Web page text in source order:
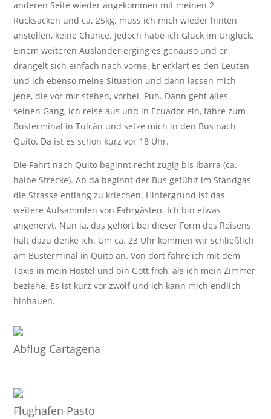
anderen Seite wieder angekommen mit meinen 2
Rücksäcken und ca. 25kg. muss ich mich wieder hinten
anstellen, keine Chance. Jedoch habe ich Glück im Unglück.
Einem weiteren Ausländer erging es genauso und er
drängelt sich einfach nach vorne. Er erklärt es den Leuten
und ich ebenso meine Situation und dann lassen mich
jene, die vor mir stehen, vorbei. Puh. Dann geht alles
seinen Gang, ich reise aus und in Ecuador ein, fahre zum
Busterminal in Tulcán und setze mich in den Bus nach
Quito. Da ist es schon kurz vor 18 Uhr.
Die Fahrt nach Quito beginnt recht zügig bis Ibarra (ca.
halbe Strecke). Ab da beginnt der Bus gefühlt im Standgas
die Strasse entlang zu kriechen. Hintergrund ist das
weitere Aufsammlen von Fahrgästen. Ich bin etwas
angenervt. Nun ja, das gehört bei dieser Form des Reisens
halt dazu denke ich. Um ca. 23 Uhr kommen wir schließlich
am Busterminal in Quito an. Von dort fahre ich mit dem
Taxis in mein Hostel und bin Gott froh, als ich mein Zimmer
beziehe. Es ist kurz vor zwölf und ich kann mich endlich
hinhauen.
Abflug Cartagena
Flughafen Pasto